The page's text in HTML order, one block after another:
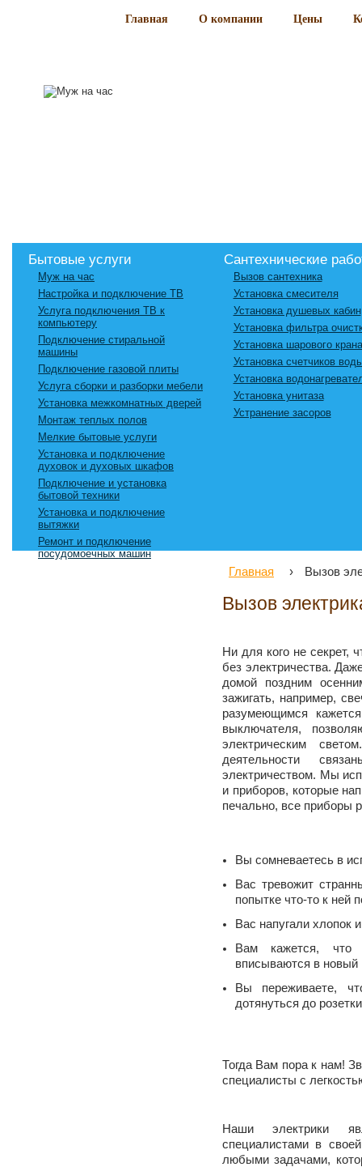
Главная О компании Цены
Бытовые услуги
Муж на час
Настройка и подключение ТВ
Услуга подключения ТВ к
компьютеру
Подключение стиральной
машины
Подключение газовой плиты
Услуга сборки и разборки мебели
Установка межкомнатных дверей
Монтаж теплых полов
Мелкие бытовые услуги
Установка и подключение
духовок и духовых шкафов
Подключение и установка
бытовой техники
Установка и подключение
вытяжки
Ремонт и подключение
посудомоечных машин
Сантехнические
Вызов сантехника
Установка смесителя
Установка душевых кабин
Установка фильтра
Установка шарового крана
Установка счетчиков
Установка
Установка унитаза
Устранение засоров
Главная › Вызов
Вызов
Ни для кого не секрет,
без электричества.
домой поздним
зажигать, например,
разумеющимся
выключателя,
электрическим
деятельности
электричеством. Мы
и приборов, которые
печально, все приборы
Вы сомневаетесь в
Вас тревожит
попытке что-то к ней
Вас напугали хлопок
Вам кажется,
вписываются в новый
Вы переживаете,
дотянуться до
Тогда Вам пора к нам!
специалисты с
Наши электрики
специалистами в
любыми задачами,